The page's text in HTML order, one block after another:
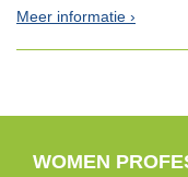
Meer informatie
WOMEN